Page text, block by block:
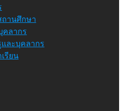
านศึกษา
คลากร
ละบุคลากร
รียน